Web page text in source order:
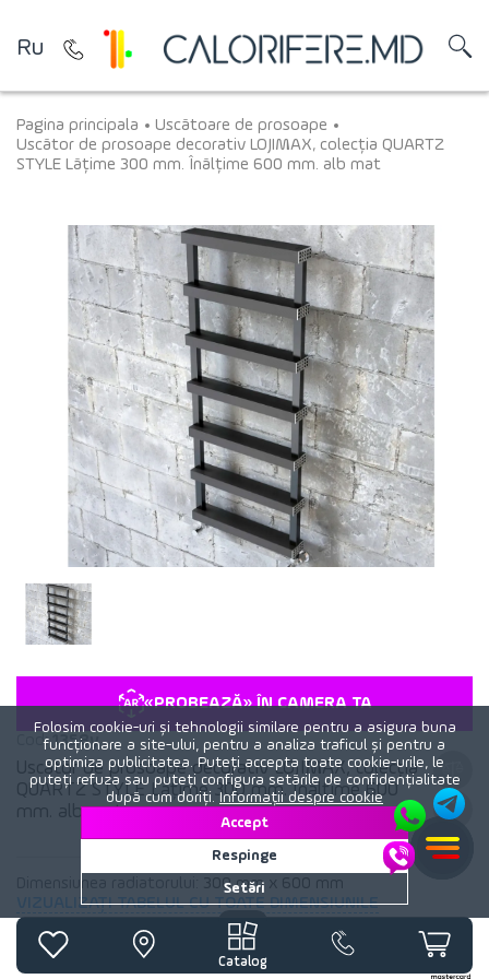
Ru
Catalog
Pagina principala
Uscătoare de prosoape
Uscător de prosoape decorativ LOJIMAX, colecția QUARTZ
STYLE Lățime 300 mm. Înălțime 600 mm. alb mat
«PROBEAZĂ» ÎN CAMERA TA
Cod:1358y
Uscător de prosoape decorativ LOJIMAX, colecția
QUARTZ STYLE Lățime 300 mm. Înălțime 600
mm. alb mat
300 mm x 600 mm
VIZUALIZAȚI TABELUL CU TOATE DIMENSIUNILE
2 868lei
Folosim cookie-uri și tehnologii similare pentru a asigura buna
funcționare a site-ului, pentru a analiza traficul și pentru a
optimiza publicitatea. Puteți accepta toate cookie-urile, le
puteți refuza sau puteți configura setările de confidențialitate
după cum doriți. Informații despre cookie
Accept
Respinge
Setări